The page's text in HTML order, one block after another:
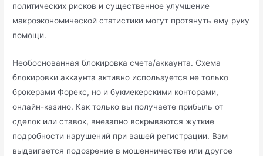
политических рисков и существенное улучшение
макроэкономической статистики могут протянуть ему руку
помощи.
Необоснованная блокировка счета/аккаунта. Схема
блокировки аккаунта активно используется не только
брокерами Форекс, но и букмекерскими конторами,
онлайн-казино. Как только вы получаете прибыль от
сделок или ставок, внезапно вскрываются жуткие
подробности нарушений при вашей регистрации. Вам
выдвигается подозрение в мошенничестве или другое